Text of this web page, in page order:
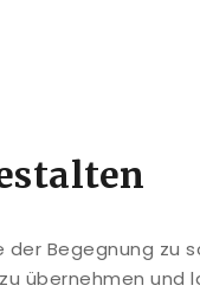
Begegnung zu
übernehmen und